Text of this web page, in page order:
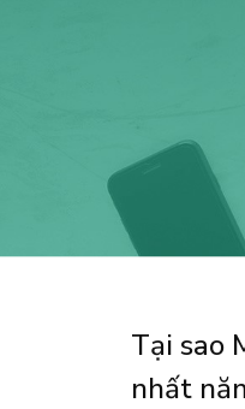
Tại sao
nhất